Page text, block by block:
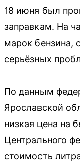
18 июня был
заправкам. На
марок бензина,
серьёзных
По данным
Ярославской
низкая цена на
Центрального
стоимость